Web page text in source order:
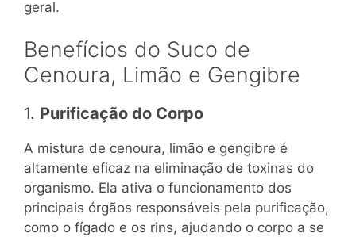
geral.
Benefícios do Suco de
Cenoura, Limão e Gengibre
1. Purificação do Corpo
A mistura de cenoura, limão e gengibre é
altamente eficaz na eliminação de toxinas do
organismo. Ela ativa o funcionamento dos
principais órgãos responsáveis pela purificação,
como o fígado e os rins, ajudando o corpo a se